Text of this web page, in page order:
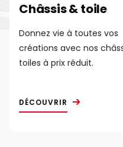
Châssis & toile
Donnez vie à toutes vos
créations avec nos
toiles à prix réduit.
DÉCOUVRIR